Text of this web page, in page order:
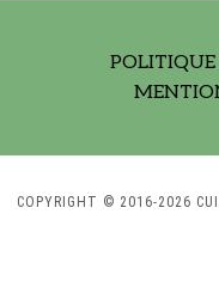
COPYRIGHT © 2016-2026